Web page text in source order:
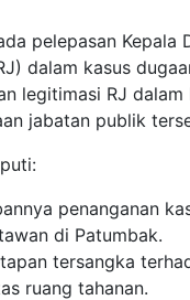
pelepasan Kepala
dalam kasus
legitimasi RJ
jabatan publik
penanganan
di Patumbak.
tersangka
ruang tahanan.